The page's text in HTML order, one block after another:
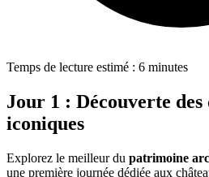
Temps de lecture estimé : 6 minutes
Jour 1 : Découverte des
iconiques
Explorez le meilleur du patrimoine
une première journée dédiée aux